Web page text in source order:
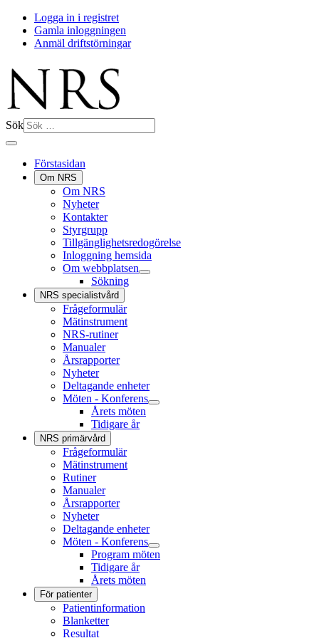
Logga in i registret
Gamla inloggningen
Anmäl driftstörningar
Sök
Förstasidan
Om NRS
Om NRS
Nyheter
Kontakter
Styrgrupp
Tillgänglighetsredogörelse
Inloggning hemsida
Om webbplatsen
Sökning
NRS specialistvård
Frågeformulär
Mätinstrument
NRS-rutiner
Manualer
Årsrapporter
Nyheter
Deltagande enheter
Möten - Konferens
Årets möten
Tidigare år
NRS primärvård
Frågeformulär
Mätinstrument
Rutiner
Manualer
Årsrapporter
Nyheter
Deltagande enheter
Möten - Konferens
Program möten
Tidigare år
Årets möten
För patienter
Patientinformation
Blanketter
Resultat